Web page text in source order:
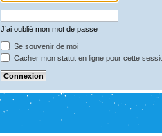
J’ai oublié mon mot de passe
Se souvenir de moi
Cacher mon statut en ligne pour cette